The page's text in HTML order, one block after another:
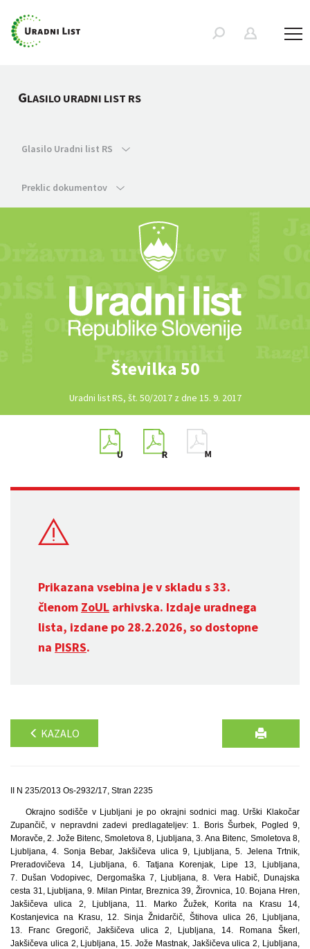
GLASILO URADNI LIST RS
Glasilo Uradni list RS
Preklic dokumentov
Številka 50
Uradni list RS, št. 50/2017 z dne 15. 9. 2017
Prikazana vsebina je v skladu s 33.
členom ZoUL arhivska. Izdaje uradnega
lista, izdane po 28.2.2026, so dostopne
na PISRS.
KAZALO
II N 235/2013 Os-2932/17, Stran 2235
Okrajno sodišče v Ljubljani je po okrajni sodnici mag. Urški Klakočar
Zupančič, v nepravdni zadevi predlagateljev: 1. Boris Šurbek, Pogled 9,
Moravče, 2. Jože Bitenc, Smoletova 8, Ljubljana, 3. Ana Bitenc, Smoletova 8,
Ljubljana, 4. Sonja Bebar, Jakšičeva ulica 9, Ljubljana, 5. Jelena Trtnik,
Preradovičeva 14, Ljubljana, 6. Tatjana Korenjak, Lipe 13, Ljubljana,
7. Dušan Vodopivec, Dergomaška 7, Ljubljana, 8. Vera Habič, Dunajska
cesta 31, Ljubljana, 9. Milan Pintar, Breznica 39, Žirovnica, 10. Bojana Hren,
Jakšičeva ulica 2, Ljubljana, 11. Marko Žužek, Korita na Krasu 14,
Kostanjevica na Krasu, 12. Sinja Žnidarčič, Štihova ulica 26, Ljubljana,
13. Franc Gregorič, Jakšičeva ulica 2, Ljubljana, 14. Romana Škerl,
Jakšičeva ulica 2, Ljubljana, 15. Jože Mastnak, Jakšičeva ulica 2, Ljubljana,